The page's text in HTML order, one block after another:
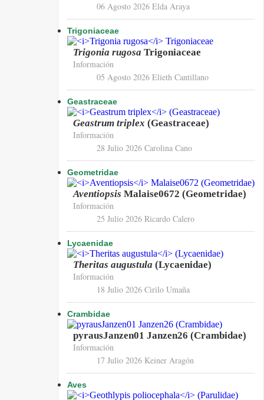
06 Agosto 2026 Elda Araya
Trigoniaceae
Trigonia rugosa Trigoniaceae
Información
05 Agosto 2026 Elieth Cantillano
Geastraceae
Geastrum triplex (Geastraceae)
Información
28 Julio 2026 Carolina Cano
Geometridae
Aventiopsis Malaise0672 (Geometridae)
Información
25 Julio 2026 Ricardo Calero
Lycaenidae
Theritas augustula (Lycaenidae)
Información
18 Julio 2026 Cirilo Umaña
Crambidae
pyrausJanzen01 Janzen26 (Crambidae)
Información
17 Julio 2026 Keiner Aragón
Aves